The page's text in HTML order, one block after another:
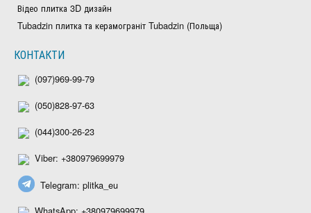
Відео плитка 3D дизайн
Tubadzin плитка та керамограніт Tubadzin (Польща)
КОНТАКТИ
(097)969-99-79
(050)828-97-63
(044)300-26-23
Viber: +380979699979
Telegram: plitka_eu